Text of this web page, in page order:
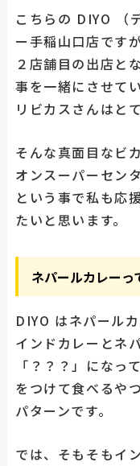
こちらの DIYO （
ー手稲山口店です
２店舗目の出店と
事を一緒にさせて
リビカスさんはと
そんな真面目なビ
オンスーパーセン
という事で私も応
たいと思います。
ネパールカレーっ
DIYO はネパール
インドカレーとネ
「？？？」になっ
をつけて食べるや
パターンです。
では、そもそもイ